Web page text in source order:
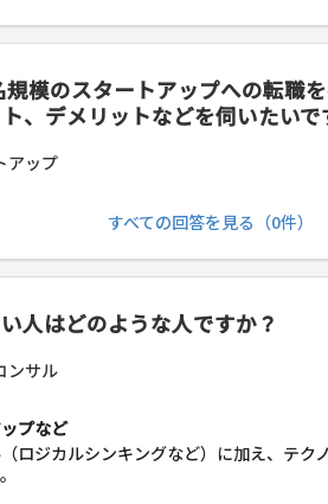
模のスタートアップへの転職
、デメリットなどを伺いたいで
アップ
すべての回答を見る（0件）
人はどのような人ですか？
ンサル
プなど
ロジカルシンキングなど）に加え、テ